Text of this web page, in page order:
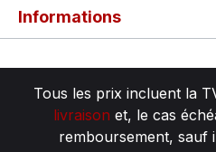
Informations
Tous les prix incluent la
livraison et, le cas
remboursement, sauf